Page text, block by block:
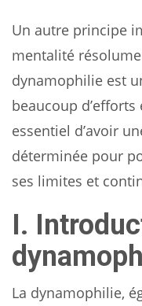
Un autre principe
mentalité
dynamophilie est
beaucoup
essentiel d’avoir
déterminée pour
ses limites et
I.
La dynamophilie,